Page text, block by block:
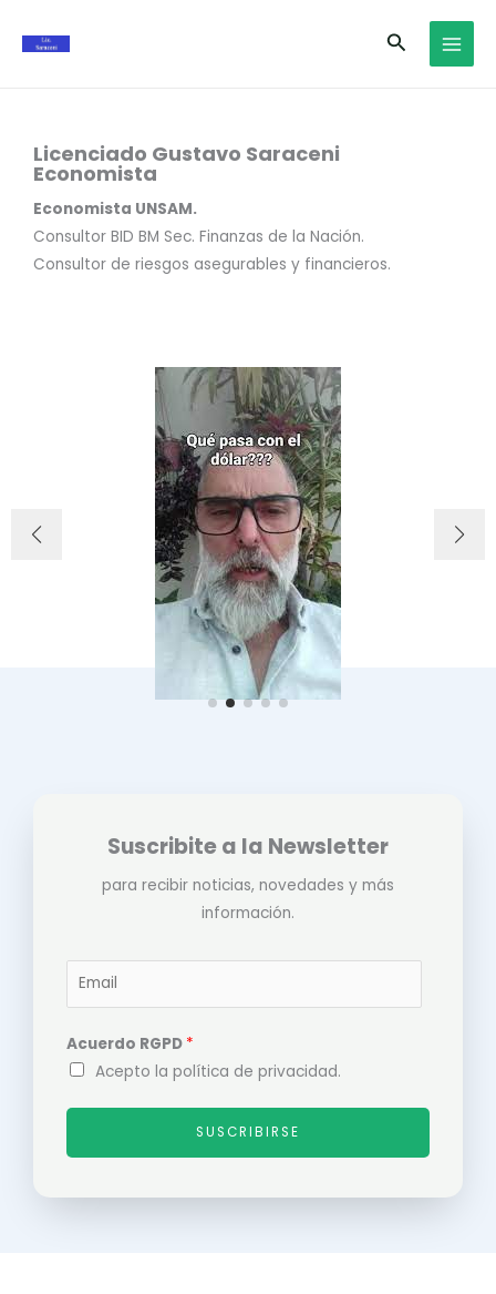
Buscar
Licenciado Gustavo Saraceni
Economista
Economista UNSAM.
Consultor BID BM Sec. Finanzas de la Nación.
Consultor de riesgos asegurables y financieros.
Suscribite a la Newsletter
para recibir noticias, novedades y más
información.
Acuerdo RGPD *
Acepto la política de privacidad.
SUSCRIBIRSE